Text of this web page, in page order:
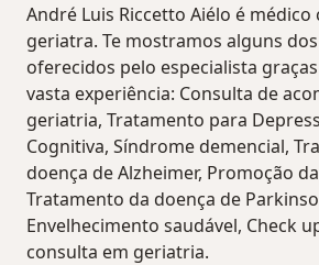
André Luis Riccetto Aiélo é médico
geriatra. Te mostramos alguns
oferecidos pelo especialista
vasta experiência: Consulta de
geriatria, Tratamento para
Cognitiva, Síndrome demencial,
doença de Alzheimer, Promoção
Tratamento da doença de
Envelhecimento saudável, Check
consulta em geriatria.